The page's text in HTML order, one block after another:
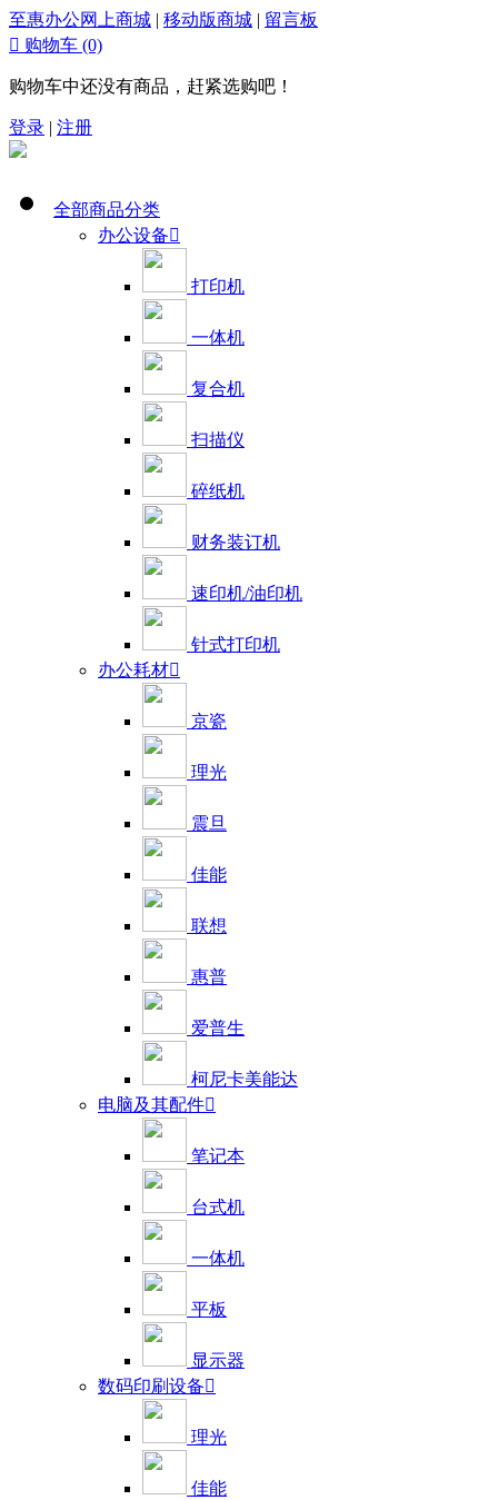
至惠办公网上商城 | 移动版商城 | 留言板
 购物车 (0)
购物车中还没有商品，赶紧选购吧！
登录 | 注册
全部商品分类
办公设备
打印机
一体机
复合机
扫描仪
碎纸机
财务装订机
速印机/油印机
针式打印机
办公耗材
京瓷
理光
震旦
佳能
联想
惠普
爱普生
柯尼卡美能达
电脑及其配件
笔记本
台式机
一体机
平板
显示器
数码印刷设备
理光
佳能